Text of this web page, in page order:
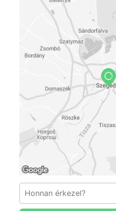
wikipedia.org/wiki/
; Mickey
commons.wikimedia.org/
commons.wikimedia.org/
commons.wikimedia.org/